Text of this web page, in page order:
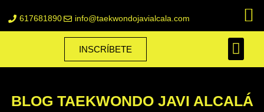
617681890 info@taekwondojavialcala.com
INSCRÍBETE
BLOG TAEKWONDO JAVI ALCALÁ